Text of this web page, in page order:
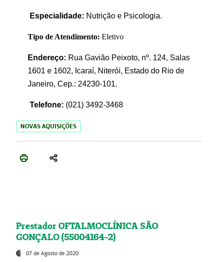
Especialidade: Nutrição e Psicologia.
Tipo de Atendimento: Eletivo
Endereço: Rua Gavião Peixoto, nº. 124, Salas
1601 e 1602, Icaraí, Niterói, Estado do Rio de
Janeiro, Cep.: 24230-101.
Telefone: (021) 3492-3468
NOVAS AQUISIÇÕES
Prestador OFTALMOCLÍNICA SÃO
GONÇALO (55004164-2)
07 de Agosto de 2020